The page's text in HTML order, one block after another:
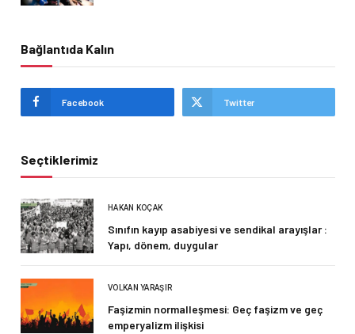
Bağlantıda Kalın
Facebook Twitter
Seçtiklerimiz
HAKAN KOÇAK
Sınıfın kayıp asabiyesi ve sendikal arayışlar :
Yapı, dönem, duygular
VOLKAN YARAŞIR
Faşizmin normalleşmesi: Geç faşizm ve geç
emperyalizm ilişkisi